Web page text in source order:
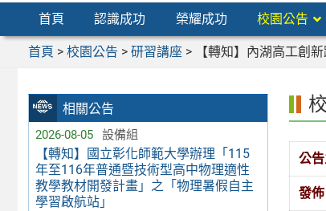
首頁 認識成功 榮耀成功 校園公告
首頁 > 校園公告 > 研習講座> 【轉知】內湖高工創
相關公告
2026-08-05 設備組
【轉知】國立彰化師範大學辦理「115
年至116年普通暨技術型高中物理適性
教學教材開發計畫」之「物理暑假自主
學習啟航站」
公
發